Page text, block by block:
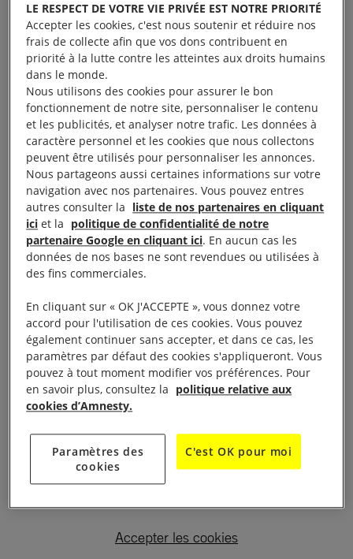
C’est face aux attaques à ce droit, aux retours en
arrière et aux stigmatisations persistantes que nous
avons choisi d’inscrire dans l’espace public, par le
biais d’une fresque, la défense de ce droit
fondamental. Nous avons confié sa réalisation à
l’artiste Olivia De Bona, engagée de longue date
sur ces questions. Retour avec elle sur cette belle
aventure picturale.
Le visionnage de cette vidéo entraîne un
dépôt de cookies de la part de YouTube. Si
vous souhaitez lire la vidéo, vous devez
consentir aux cookies pour une publicité
Accepter les cookies
LE RESPECT DE VOTRE VIE PRIVÉE EST NOTRE PRIORITÉ
Accepter les cookies, c'est nous soutenir et réduire nos
frais de collecte afin que vos dons contribuent en
priorité à la lutte contre les atteintes aux droits humains
dans le monde.
Nous utilisons des cookies pour assurer le bon
fonctionnement de notre site, personnaliser le contenu
et les publicités, et analyser notre trafic. Les données à
caractère personnel et les cookies que nous collectons
peuvent être utilisés pour personnaliser les annonces.
Nous partageons aussi certaines informations sur votre
navigation avec nos partenaires. Vous pouvez entres
autres consulter la liste de nos partenaires en cliquant
ici et la politique de confidentialité de notre
partenaire Google en cliquant ici. En aucun cas les
données de nos bases ne sont revendues ou utilisées à
des fins commerciales.
En cliquant sur « OK J'ACCEPTE », vous donnez votre
accord pour l'utilisation de ces cookies. Vous pouvez
également continuer sans accepter, et dans ce cas, les
paramètres par défaut des cookies s'appliqueront. Vous
pouvez à tout moment modifier vos préférences. Pour
en savoir plus, consultez la politique relative aux
cookies d’Amnesty.
Paramètres des
cookies
C'est OK pour moi